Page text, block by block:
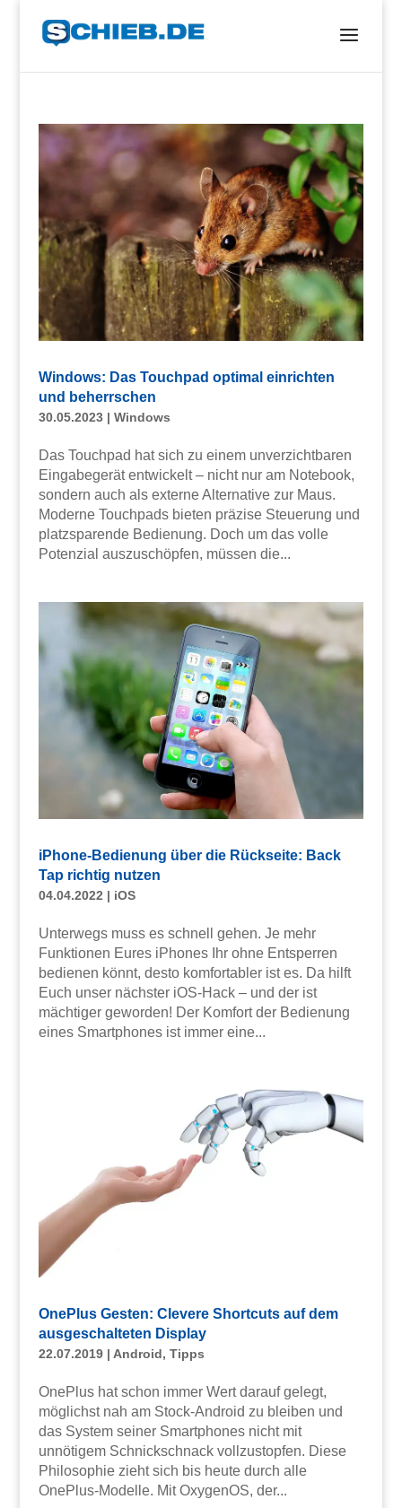
Windows: Das Touchpad optimal einrichten
und beherrschen
30.05.2023| Windows
Das Touchpad hat sich zu einem unverzichtbaren
Eingabegerät entwickelt – nicht nur am Notebook,
sondern auch als externe Alternative zur Maus.
Moderne Touchpads bieten präzise Steuerung und
platzsparende Bedienung. Doch um das volle
Potenzial auszuschöpfen, müssen die...
iPhone-Bedienung über die Rückseite: Back
Tap richtig nutzen
04.04.2022 | iOS
Unterwegs muss es schnell gehen. Je mehr
Funktionen Eures iPhones Ihr ohne Entsperren
bedienen könnt, desto komfortabler ist es. Da hilft
Euch unser nächster iOS-Hack – und der ist
mächtiger geworden! Der Komfort der Bedienung
eines Smartphones ist immer eine...
OnePlus Gesten: Clevere Shortcuts auf dem
ausgeschalteten Display
22.07.2019| Android, Tipps
OnePlus hat schon immer Wert darauf gelegt,
möglichst nah am Stock-Android zu bleiben und
das System seiner Smartphones nicht mit
unnötigem Schnickschnack vollzustopfen. Diese
Philosophie zieht sich bis heute durch alle
OnePlus-Modelle. Mit OxygenOS, der...